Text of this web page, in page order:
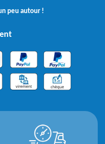
peu autour !